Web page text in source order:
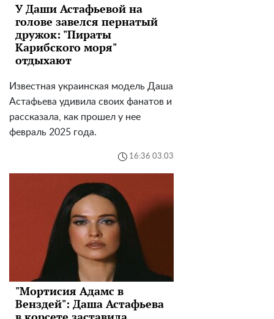
У Даши Астафьевой на
голове завелся пернатый
дружок: "Пираты
Карибского моря"
отдыхают
Известная украинская модель Даша
Астафьева удивила своих фанатов и
рассказала, как прошел у нее
февраль 2025 года.
16:36 03.03
"Мортисия Адамс в
Венздей": Даша Астафьева